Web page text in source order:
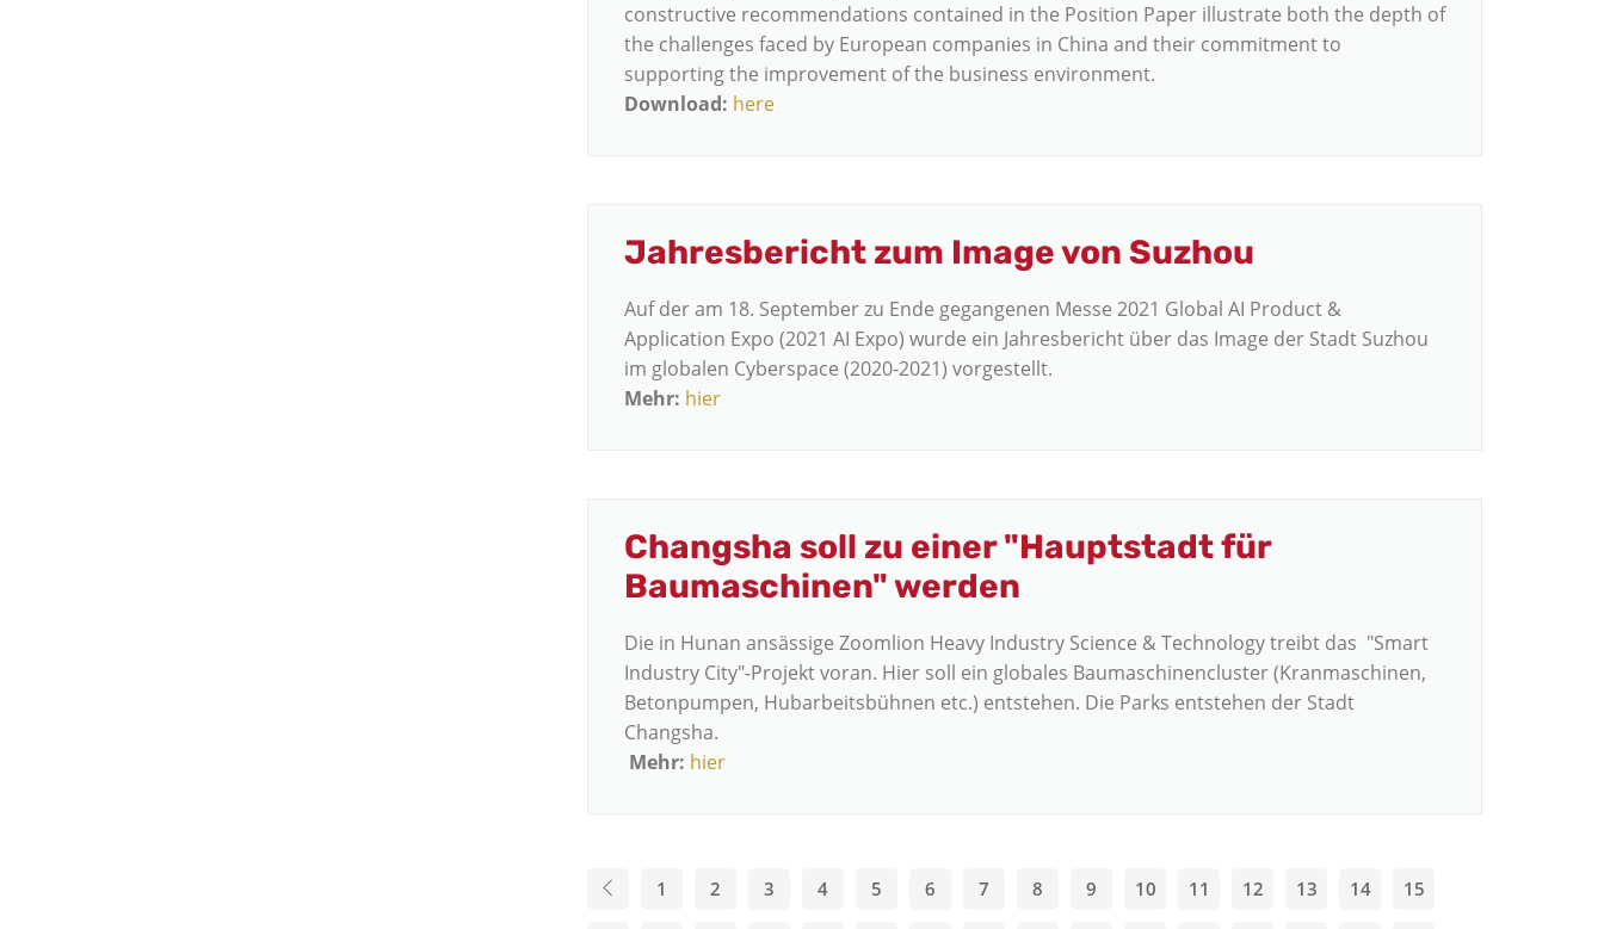
constructive recommendations contained in the Position Paper illustrate both the depth of
the challenges faced by European companies in China and their commitment to
supporting the improvement of the business environment.
Download: here
Jahresbericht zum Image von Suzhou
Auf der am 18. September zu Ende gegangenen Messe 2021 Global AI Product &
Application Expo (2021 AI Expo) wurde ein Jahresbericht über das Image der Stadt Suzhou
im globalen Cyberspace (2020-2021) vorgestellt.
Mehr: hier
Changsha soll zu einer "Hauptstadt für
Baumaschinen" werden
Die in Hunan ansässige Zoomlion Heavy Industry Science & Technology treibt das "Smart
Industry City"-Projekt voran. Hier soll ein globales Baumaschinencluster (Kranmaschinen,
Betonpumpen, Hubarbeitsbühnen etc.) entstehen. Die Parks entstehen der Stadt
Changsha.
Mehr: hier
1 2 3 4 5 6 7 8 9 10 11 12 13 14 15